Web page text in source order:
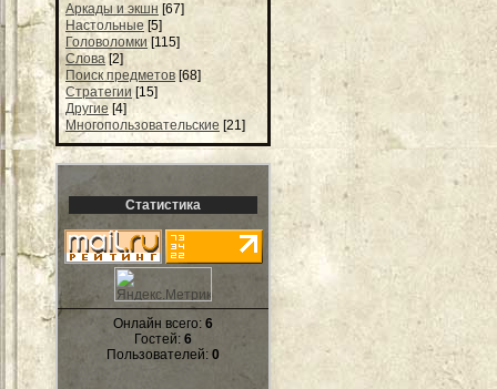
Аркады и экшн [67]
Настольные [5]
Головоломки [115]
Слова [2]
Поиск предметов [68]
Стратегии [15]
Другие [4]
Многопользовательские [21]
Статистика
Онлайн всего: 6
Гостей: 6
Пользователей: 0